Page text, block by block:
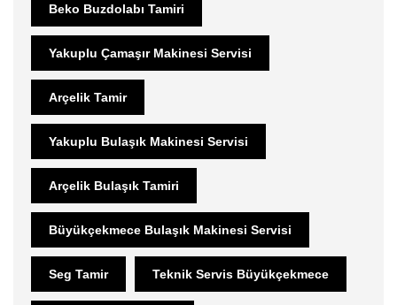
Beko Buzdolabı Tamiri
Yakuplu Çamaşır Makinesi Servisi
Arçelik Tamir
Yakuplu Bulaşık Makinesi Servisi
Arçelik Bulaşık Tamiri
Büyükçekmece Bulaşık Makinesi Servisi
Seg Tamir Teknik Servis Büyükçekmece